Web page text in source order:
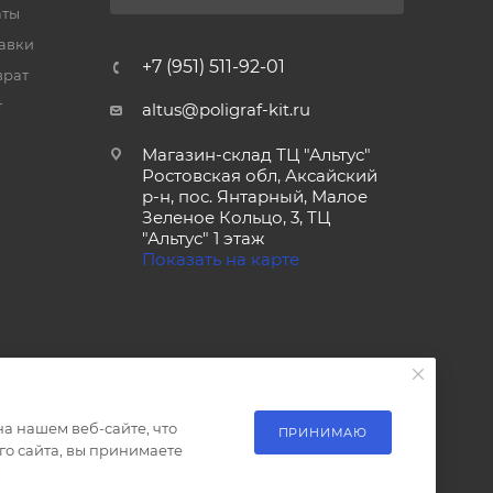
+7 (951) 511-92-01
altus@poligraf-kit.ru
Магазин-склад ТЦ "Альтус"
Ростовская обл, Аксайский
р-н, пос. Янтарный, Малое
Зеленое Кольцо, 3, ТЦ
"Альтус" 1 этаж
Показать на карте
нашем веб-сайте, что
сайта, вы принимаете
ПРИНИМАЮ